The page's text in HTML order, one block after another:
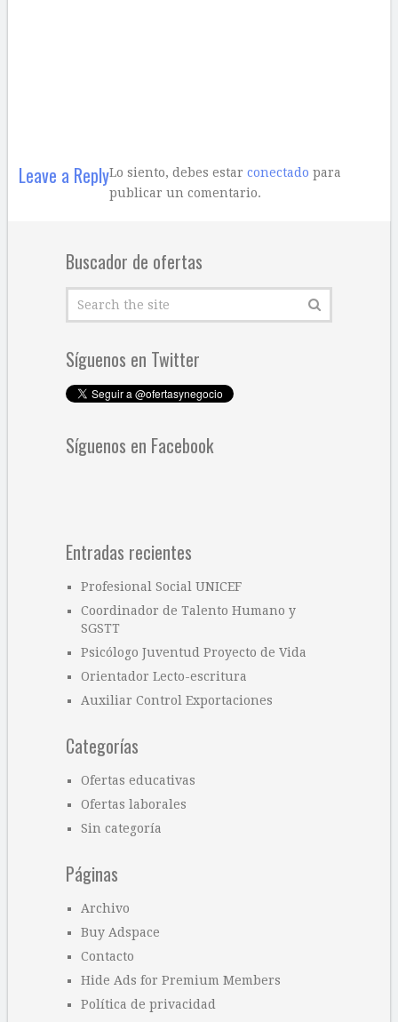
Leave a ReplyLo siento, debes estar conectado para
publicar un comentario.
Buscador de ofertas
Síguenos en Twitter
Síguenos en Facebook
Entradas recientes
Profesional Social UNICEF
Coordinador de Talento Humano y
SGSTT
Psicólogo Juventud Proyecto de Vida
Orientador Lecto-escritura
Auxiliar Control Exportaciones
Categorías
Ofertas educativas
Ofertas laborales
Sin categoría
Páginas
Archivo
Buy Adspace
Contacto
Hide Ads for Premium Members
Política de privacidad